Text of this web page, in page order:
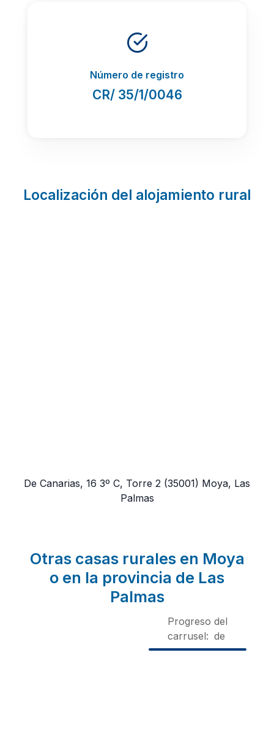
Número de registro
CR/ 35/1/0046
Localización del alojamiento rural
De Canarias, 16 3º C, Torre 2 (35001) Moya, Las
Palmas
Otras casas rurales en Moya
o en la provincia de Las
Palmas
Progreso del
carrusel: de